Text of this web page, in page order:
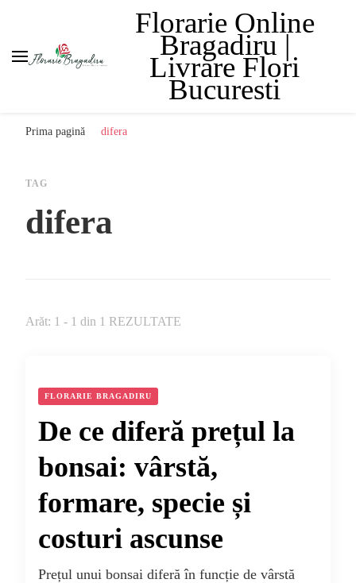
Florarie Online
Bragadiru |
Livrare Flori
Bucuresti
Prima pagină difera
TAG
difera
Arăt: 1 - 1 din 1 REZULTATE
FLORARIE BRAGADIRU
De ce diferă prețul la
bonsai: vârstă,
formare, specie și
costuri ascunse
Prețul unui bonsai diferă în funcție de vârstă